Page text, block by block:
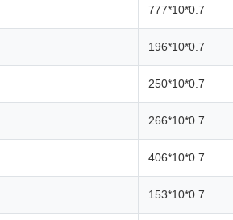
777*10*0.7
196*10*0.7
250*10*0.7
266*10*0.7
406*10*0.7
153*10*0.7